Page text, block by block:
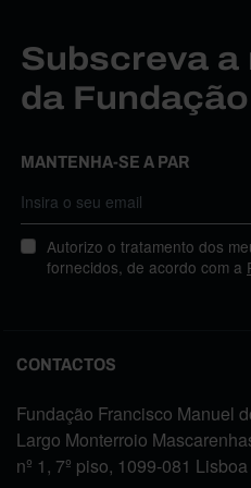
Subscreva
da Fundação
MANTENHA-SE A PAR
Autorizo o tratamento dos
fornecidos, de acordo com a
CONTACTOS
Fundação Francisco Manuel
Largo Monterroio
nº 1, 7º piso, 1099-081